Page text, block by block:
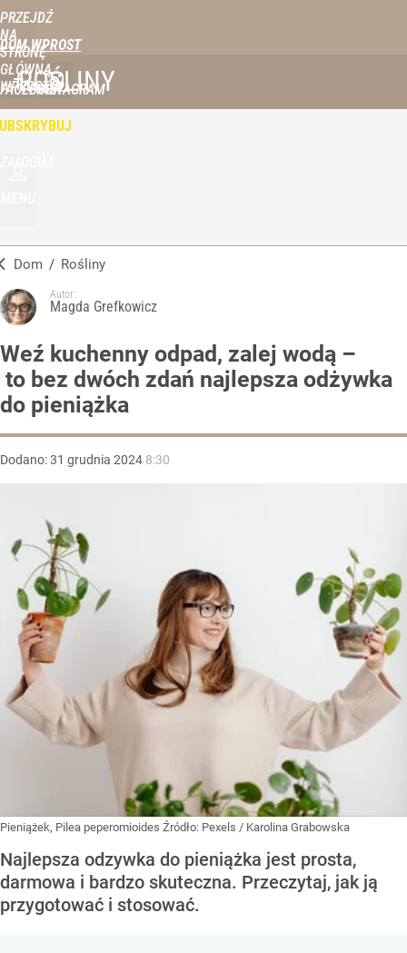
PRZEJDŹ
NA
STRONĘ
GŁÓWNĄ
WPROST.PL
DOM WPROST
FACEBOOKINSTAGRAM
ROŚLINY
Dom / Rośliny
Autor:
Magda Grefkowicz
Weź kuchenny odpad, zalej wodą –
to bez dwóch zdań najlepsza odżywka
do pieniążka
Dodano:31 grudnia 2024 8:30
Pieniążek, Pilea peperomioides Źródło: Pexels / Karolina Grabowska
Najlepsza odzywka do pieniążka jest prosta,
darmowa i bardzo skuteczna. Przeczytaj, jak ją
przygotować i stosować.